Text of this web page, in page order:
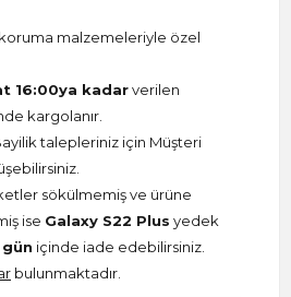
malzemeleriyle özel
16:00ya kadarverilen
kargolanır.
talepleriniz için Müşteri
sökülmemiş ve ürüne
ise Galaxy S22 Plus yedek
gün içinde iade edebilirsiniz.
bulunmaktadır.